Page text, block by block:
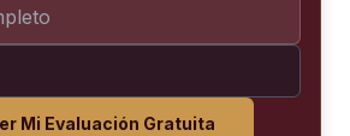
Mi Evaluación Gratuita